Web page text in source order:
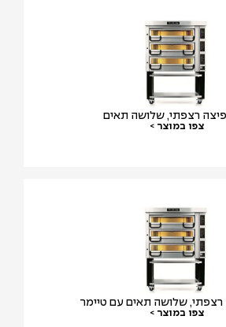
שלושה תאים
במוצר >
שלושה תאים עם טיימר
במוצר >